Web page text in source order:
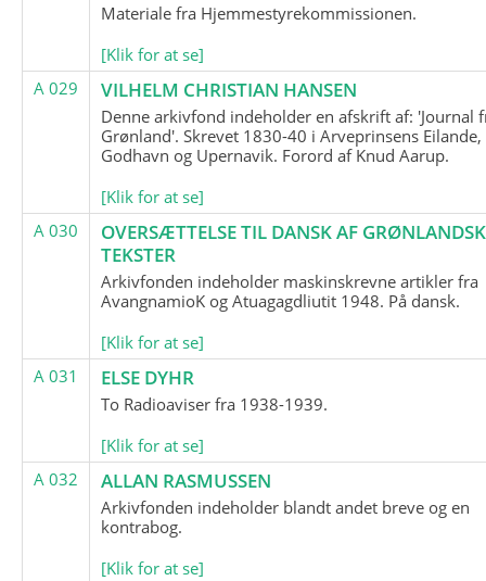
Materiale fra Hjemmestyrekommissionen.
[Klik for at se]
A 029
VILHELM CHRISTIAN HANSEN
Denne arkivfond indeholder en afskrift af: 'Journal
Grønland'. Skrevet 1830-40 i Arveprinsens Eilande,
Godhavn og Upernavik. Forord af Knud Aarup.
[Klik for at se]
A 030
OVERSÆTTELSE TIL DANSK AF
TEKSTER
Arkivfonden indeholder maskinskrevne artikler fra
AvangnamioK og Atuagagdliutit 1948. På dansk.
[Klik for at se]
A 031
ELSE DYHR
To Radioaviser fra 1938-1939.
[Klik for at se]
A 032
ALLAN RASMUSSEN
Arkivfonden indeholder blandt andet breve og en
kontrabog.
[Klik for at se]